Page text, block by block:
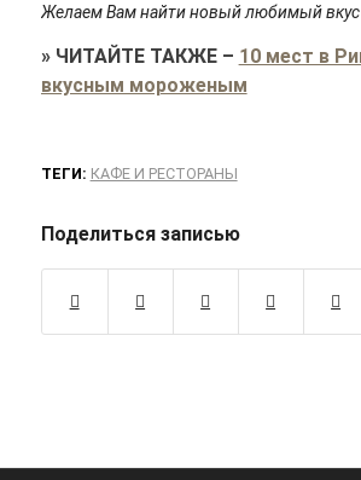
Желаем Вам найти новый любимый
» ЧИТАЙТЕ ТАКЖЕ– 10 мест в
вкусным мороженым
ТЕГИ: КАФЕ И РЕСТОРАНЫ
Поделиться записью